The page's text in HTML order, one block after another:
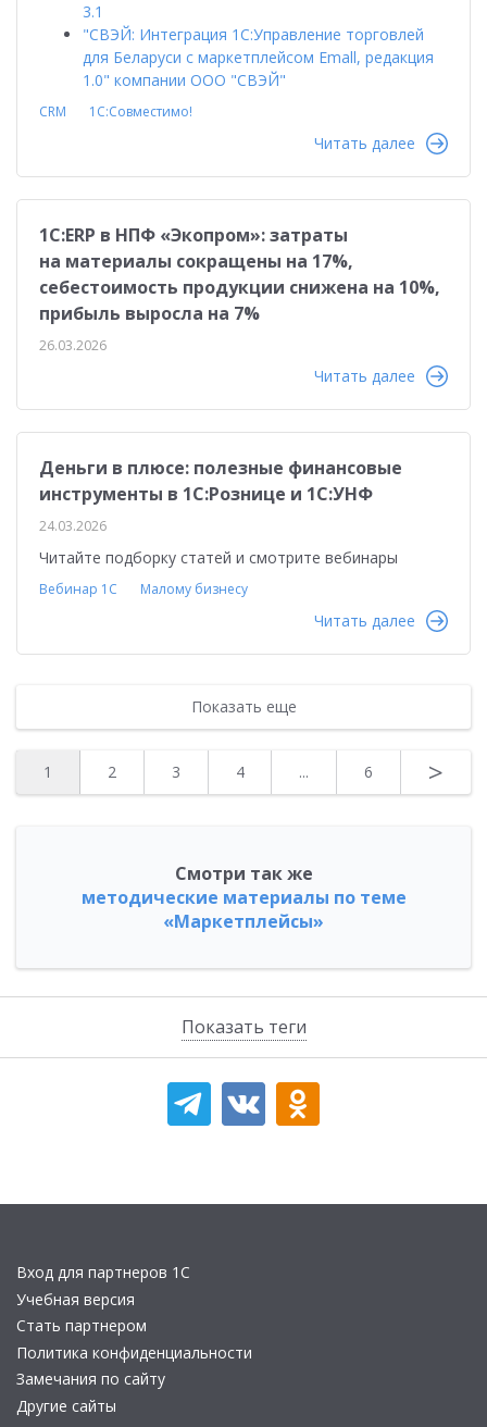
Показать теги
3.1
"СВЭЙ: Интеграция 1С:Управление торговлей
для Беларуси с маркетплейсом Emall, редакция
1.0" компании ООО "СВЭЙ"
CRM 1С:Совместимо!
Читать далее
1C:ERP в НПФ «Экопром»: затраты
на материалы сокращены на 17%,
себестоимость продукции снижена на 10%,
прибыль выросла на 7%
26.03.2026
Читать далее
Деньги в плюсе: полезные финансовые
инструменты в 1С:Рознице и 1С:УНФ
24.03.2026
Читайте подборку статей и смотрите вебинары
Вебинар 1С Малому бизнесу
Читать далее
Показать еще
1 2 3 4 ... 6 >
Смотри так же
методические материалы по теме
«Маркетплейсы»
Вход для партнеров 1С
Учебная версия
Стать партнером
Политика конфиденциальности
Замечания по сайту
Другие сайты